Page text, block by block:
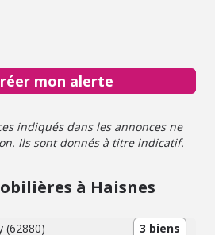
mon alerte
indiqués dans les annonces ne
Ils sont donnés à titre indicatif.
à Haisnes
(62880) 3 biens